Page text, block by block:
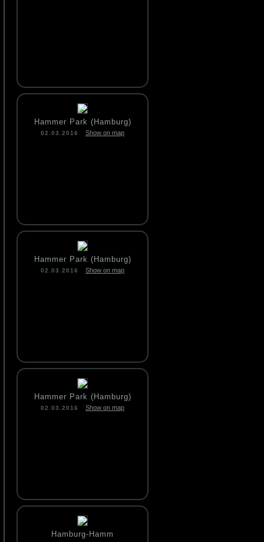
Hammer Park (Hamburg)
02.03.2016 Show on map
Hammer Park (Hamburg)
02.03.2016 Show on map
Hammer Park (Hamburg)
02.03.2016 Show on map
Hamburg-Hamm